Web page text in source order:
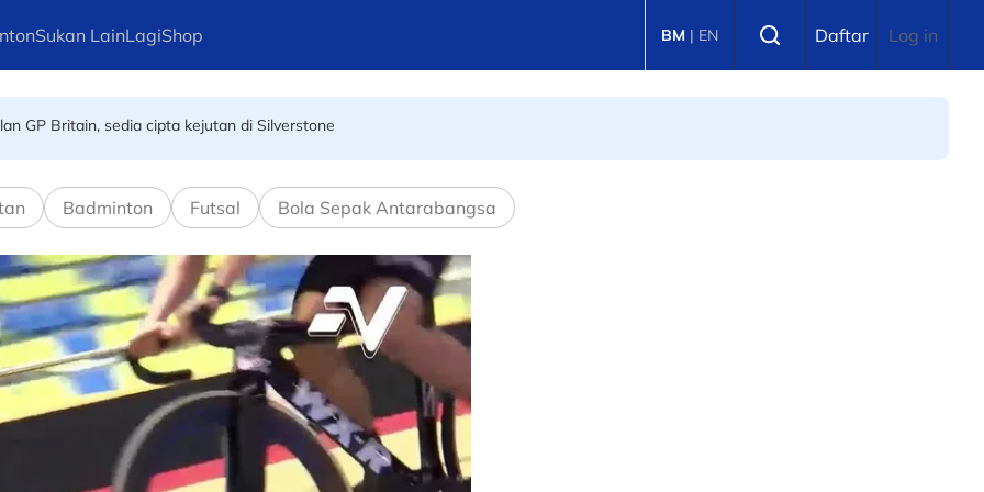
Sukan LainLagiShop BM | EN Daftar Log in
Wan Kuzain arkitek kemenangan Harimau Malaya
Badminton Futsal Bola Sepak Antarabangsa